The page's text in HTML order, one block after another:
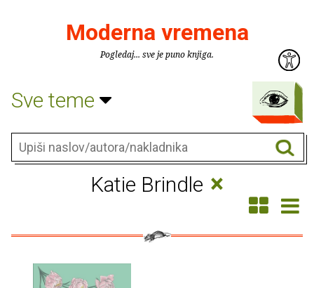
Moderna vremena
Pogledaj... sve je puno knjiga.
Sve teme
Katie Brindle ×